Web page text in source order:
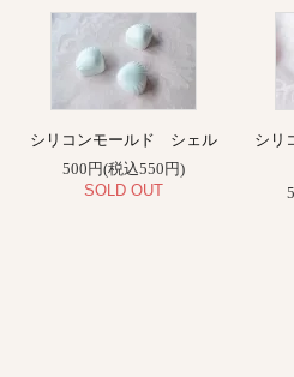
シリコンモールド シェル
500円(税込550円)
SOLD OUT
シリ